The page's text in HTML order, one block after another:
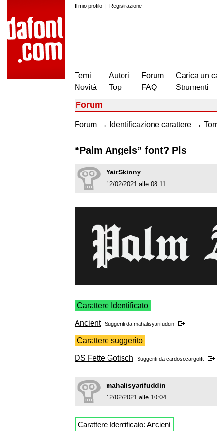
Il mio profilo | Registrazione
Temi
Novità
Autori
Top
Forum
FAQ
Carica un
Strumenti
Forum
Forum → Identificazione carattere →
“Palm Angels” font? Pls
YairSkinny
12/02/2021 alle 08:11
Carattere Identificato
Ancient Suggeriti da mahalisyarifuddin
Carattere suggerito
DS Fette Gotisch Suggeriti da cardosocargolift
mahalisyarifuddin
12/02/2021 alle 10:04
Carattere Identificato: Ancient